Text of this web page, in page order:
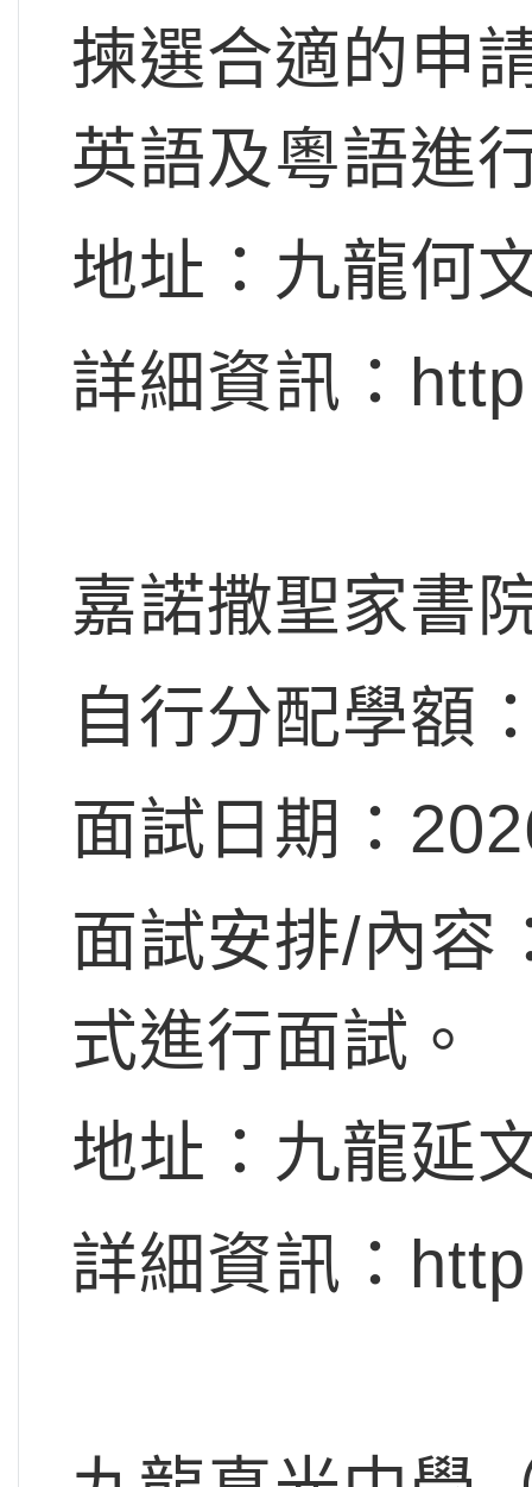
揀選合適的申
英語及粵語進
地址：九龍何
詳細資訊：
嘉諾撒聖家書
自行分配學額
面試日期：
面試安排/內容
式進行面試。
地址：九龍延
詳細資訊：